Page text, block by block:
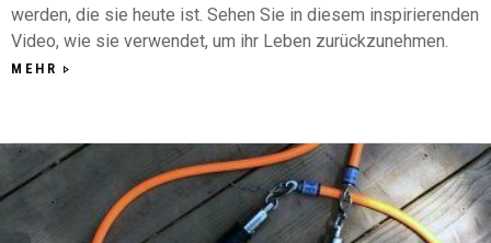
werden, die sie heute ist. Sehen Sie in diesem inspirierenden
Video, wie sie verwendet, um ihr Leben zurückzunehmen.
MEHR